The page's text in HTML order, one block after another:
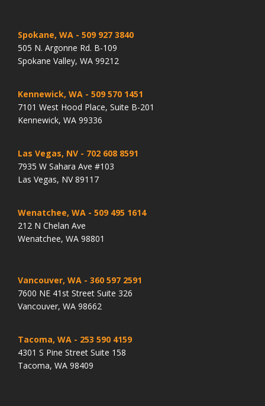
Spokane, WA - 509 927 3840
505 N. Argonne Rd. B-109
Spokane Valley, WA 99212
Kennewick, WA - 509 570 1451
7101 West Hood Place, Suite B-201
Kennewick, WA 99336
Las Vegas, NV - 702 608 8591
7935 W Sahara Ave #103
Las Vegas, NV 89117
Wenatchee, WA - 509 495 1614
212 N Chelan Ave
Wenatchee, WA 98801
Vancouver, WA - 360 597 2591
7600 NE 41st Street Suite 326
Vancouver, WA 98662
Tacoma, WA - 253 590 4159
4301 S Pine Street Suite 158
Tacoma, WA 98409